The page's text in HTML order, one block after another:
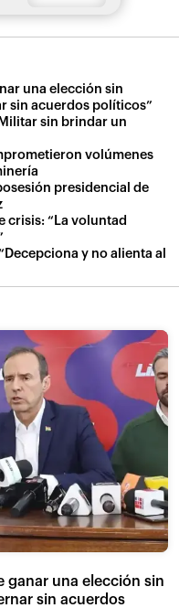
una elección sin
sin acuerdos políticos”
sin brindar un
volúmenes
presidencial de
crisis: “La voluntad
y no alienta al
ganar una elección sin
sin acuerdos